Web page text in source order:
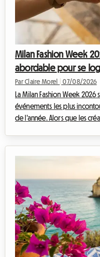
Milan Fashion Week
abordable pour se
Par Claire Morel 07/08/2026
La Milan Fashion Week
événements les plus
de l'année. Alors que les
ruiner ? Chez Roomlala,
d'un logement peut
combattant lors de ces